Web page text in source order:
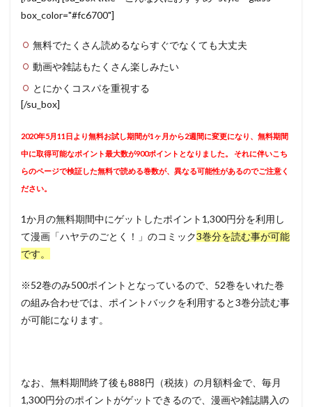
box_color="#fc6700"]
無料でたくさん読めるならすぐでなくても大丈夫
動画や雑誌もたくさん楽しみたい
とにかくコスパを重視する
[/su_box]
2020年5月11日より無料お試し期間が1ヶ月から2週間に変更になり、無料期間
中に取得可能なポイント最大数が900ポイントとなりました。 それに伴いこち
らのページで検証した無料で読める巻数が、異なる可能性があるのでご注意く
ださい。
1か月の無料期間中にゲットしたポイント1,300円分を利用し
て漫画「ハヤテのごとく！」のコミック3巻分を読む事が可能
です。
※52巻のみ500ポイントとなっているので、52巻をいれた巻
の組み合わせでは、ポイントバックを利用すると3巻分読む事
が可能になります。
なお、無料期間終了後も888円（税抜）の月額料金で、毎月
1,300円分のポイントがゲットできるので、漫画や雑誌購入の